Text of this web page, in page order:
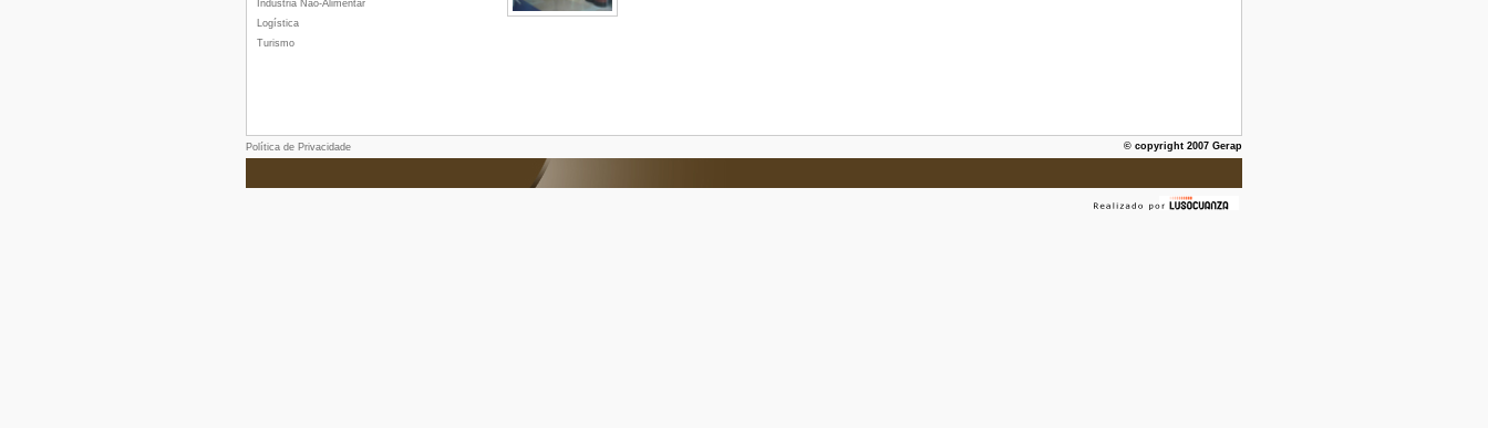
Indústria Não-Alimentar
Logística
Turismo
Política de Privacidade © copyright 2007 Gerap